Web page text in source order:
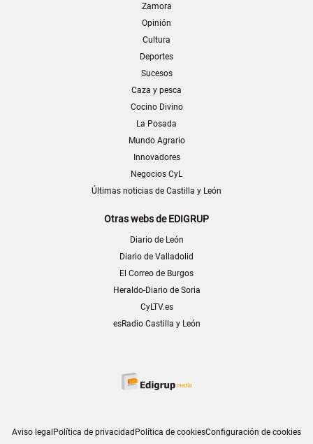
Zamora
Opinión
Cultura
Deportes
Sucesos
Caza y pesca
Cocino Divino
La Posada
Mundo Agrario
Innovadores
Negocios CyL
Últimas noticias de Castilla y León
Otras webs de EDIGRUP
Diario de León
Diario de Valladolid
El Correo de Burgos
Heraldo-Diario de Soria
CyLTV.es
esRadio Castilla y León
Aviso legalPolítica de privacidadPolítica de cookiesConfiguración de cookies